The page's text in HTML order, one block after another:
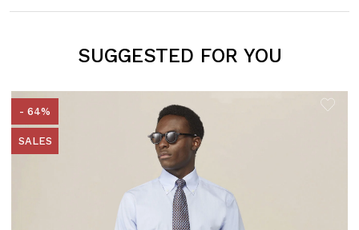
SUGGESTED FOR YOU
- 64%
SALES